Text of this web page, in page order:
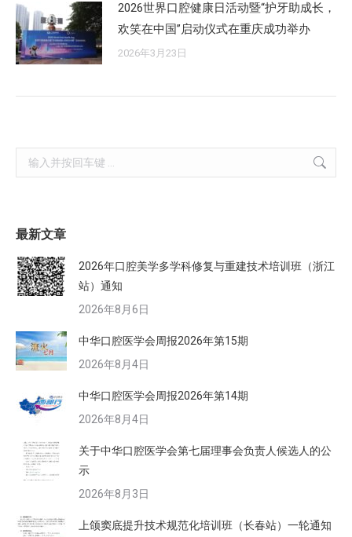
2026世界口腔健康日活动暨“护牙助成长，
欢笑在中国”启动仪式在重庆成功举办
2026年3月23日
Search:
最新文章
2026年口腔美学多学科修复与重建技术培训班（浙江
站）通知
2026年8月6日
中华口腔医学会周报2026年第15期
2026年8月4日
中华口腔医学会周报2026年第14期
2026年8月4日
关于中华口腔医学会第七届理事会负责人候选人的公
示
2026年8月3日
上颌窦底提升技术规范化培训班（长春站）一轮通知